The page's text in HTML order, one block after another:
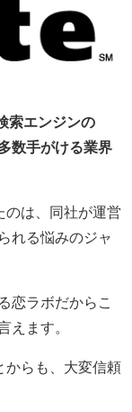
索エンジンの
数手がける業界
のは、同社が運営
れる悩みのジャ
恋ラボだからこ
えます。
からも、大変信頼